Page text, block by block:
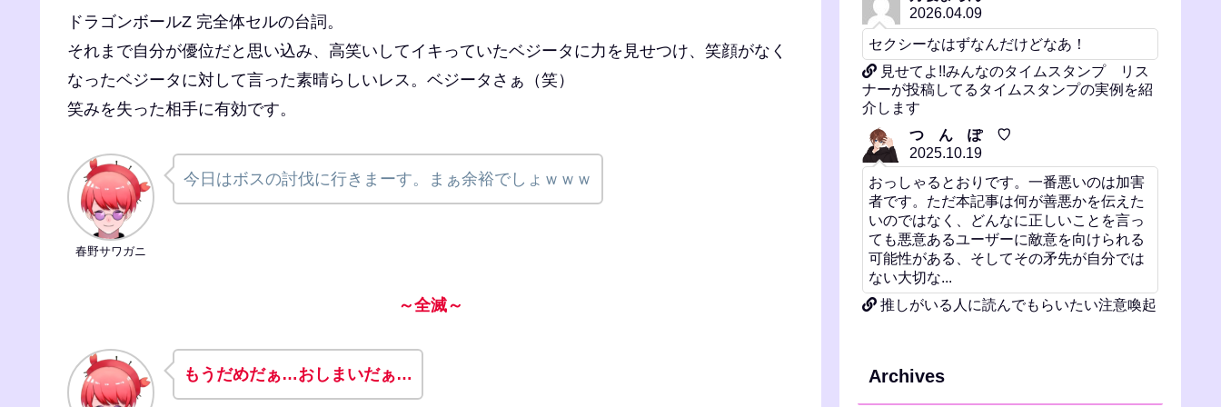
ドラゴンボールZ 完全体セルの台詞。
それまで自分が優位だと思い込み、高笑いしてイキっていたベジータに力を見せつけ、笑顔がなく
なったベジータに対して言った素晴らしいレス。ベジータさぁ（笑）
笑みを失った相手に有効です。
春野サワガニ
今日はボスの討伐に行きまーす。まぁ余裕でしょｗｗｗ
～全滅～
もうだめだぁ…おしまいだぁ…
2026.04.09
セクシーなはずなんだけどなあ！
見せてよ!!みんなのタイムスタンプ リス
ナーが投稿してるタイムスタンプの実例を紹
介します
つ ん ぽ ♡
2025.10.19
おっしゃるとおりです。一番悪いのは加害
者です。ただ本記事は何が善悪かを伝えた
いのではなく、どんなに正しいことを言っ
ても悪意あるユーザーに敵意を向けられる
可能性がある、そしてその矛先が自分では
ない大切な...
推しがいる人に読んでもらいたい注意喚起
Archives